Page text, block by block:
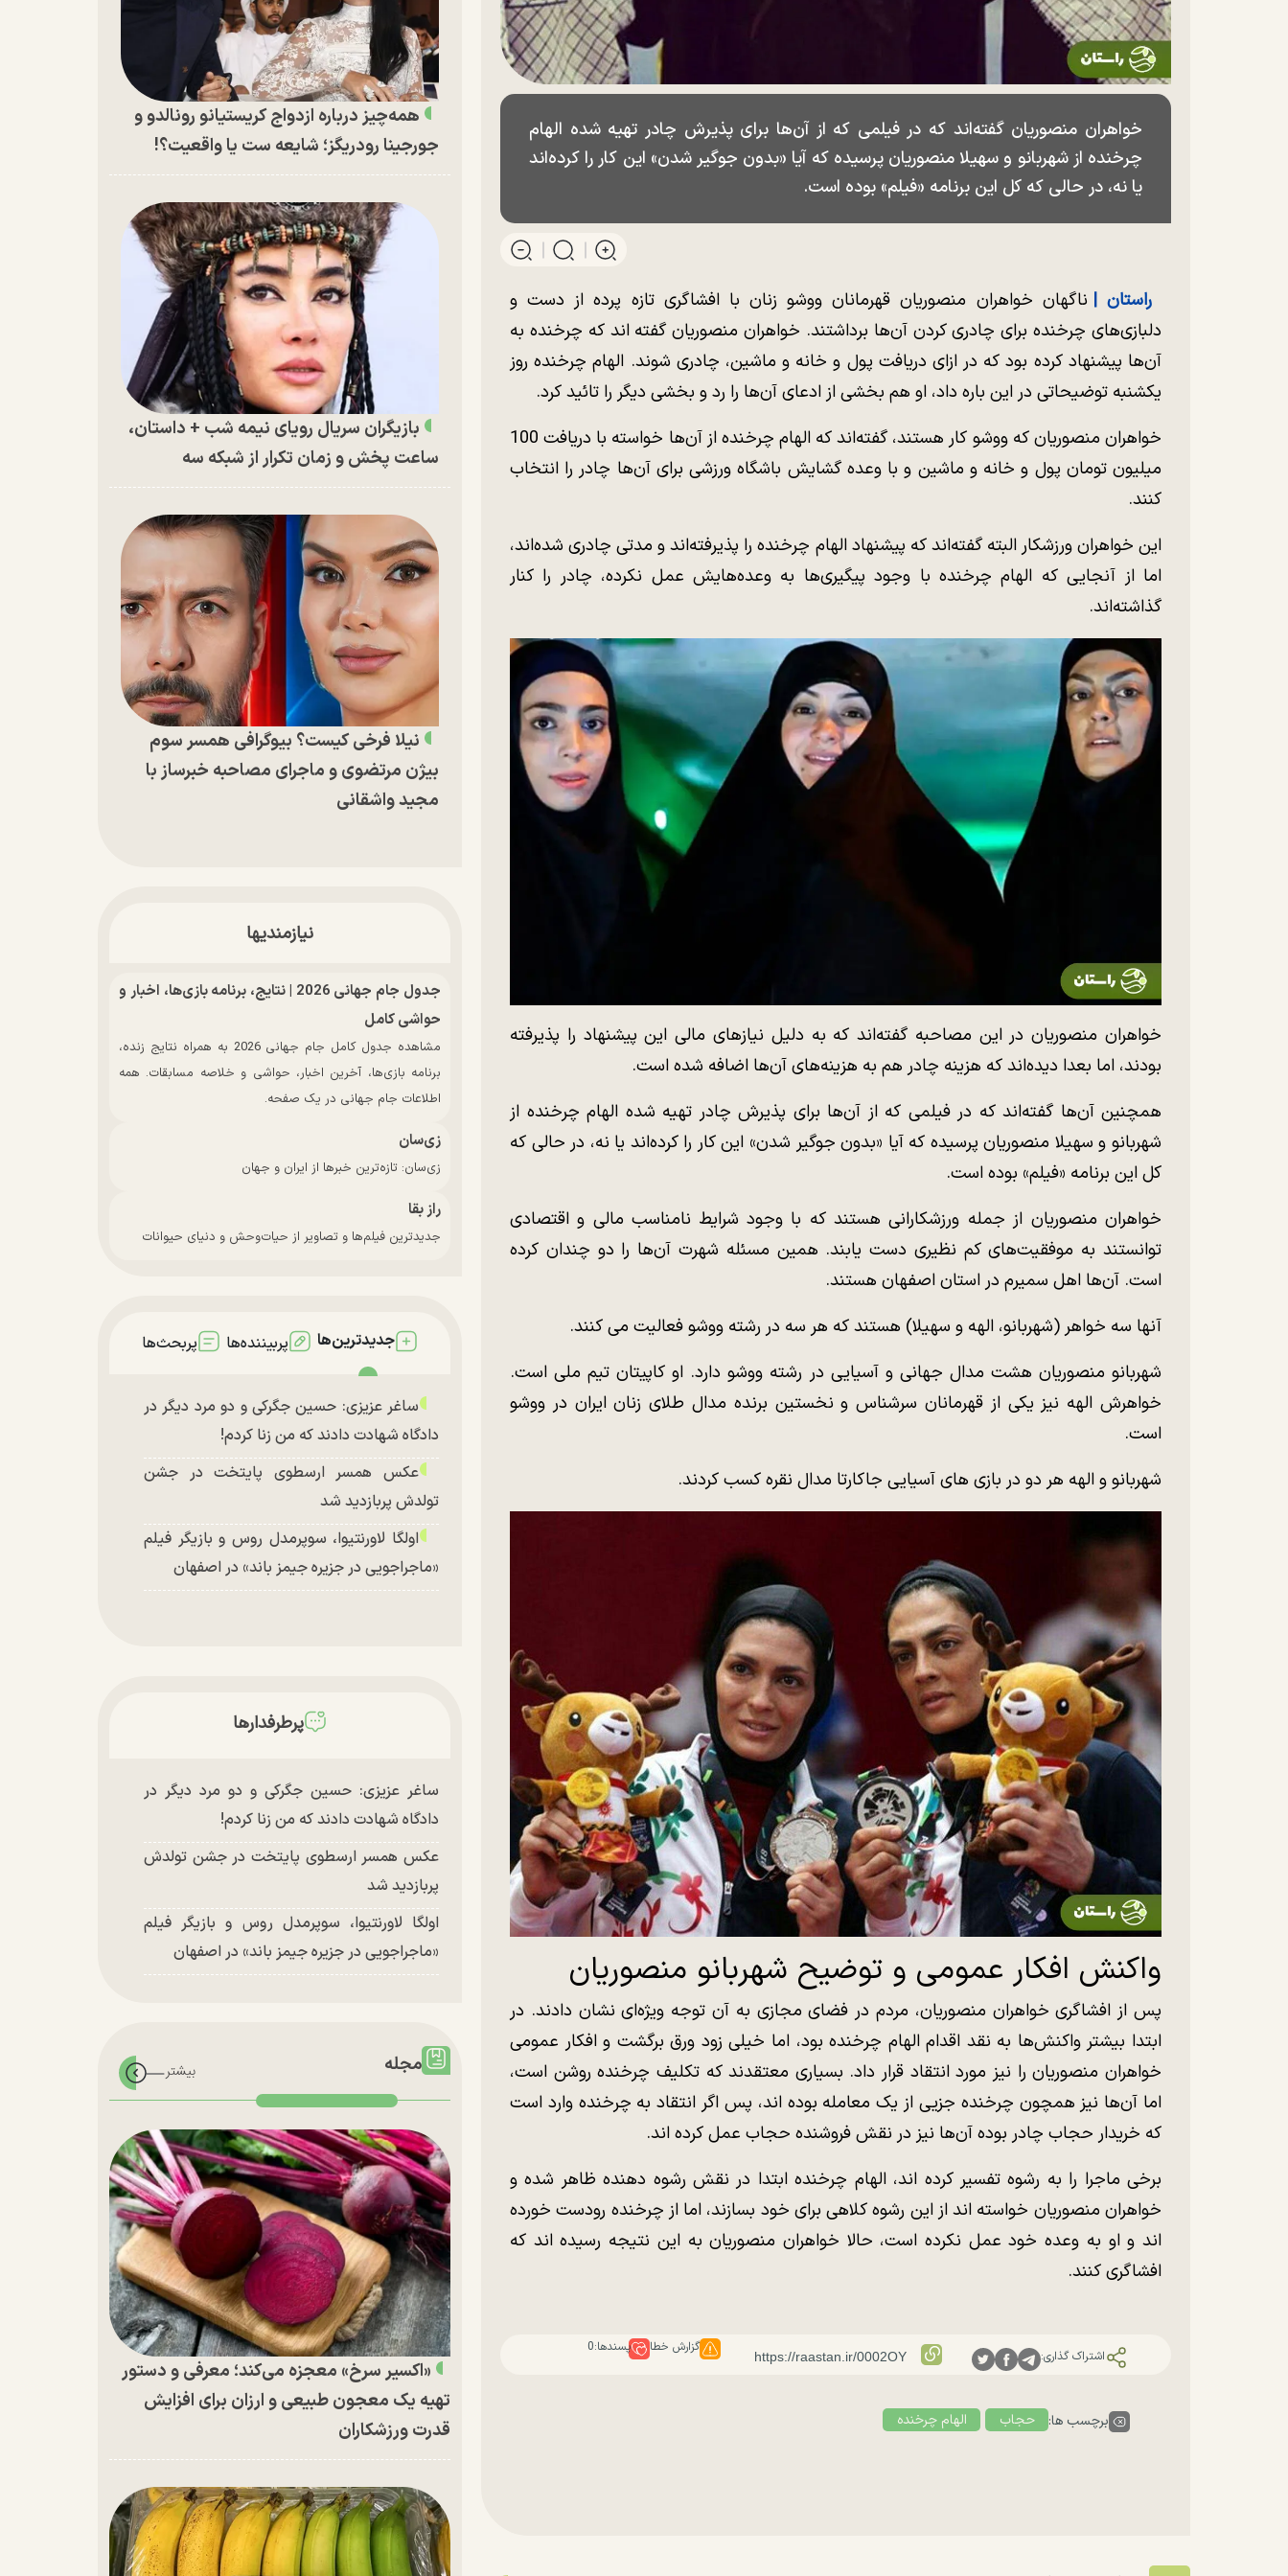
خواهران منصوریان گفته‌اند که در فیلمی که از آن‌ها برای پذیرش چادر تهیه شده الهام
چرخنده از شهربانو و سهیلا منصوریان پرسیده که آیا «بدون جوگیر شدن» این کار را کرده‌اند
یا نه، در حالی که کل این برنامه «فیلم» بوده است.
راستان | ناگهان خواهران منصوریان قهرمانان ووشو زنان با افشاگری تازه پرده از دست و
دلبازی‌های چرخنده برای چادری کردن آن‌ها برداشتند. خواهران منصوریان گفته اند که چرخنده به
آن‌ها پیشنهاد کرده بود که در ازای دریافت پول و خانه و ماشین، چادری شوند. الهام چرخنده روز
یکشنبه توضیحاتی در این باره داد، او هم بخشی از ادعای آن‌ها را رد و بخشی دیگر را تائید کرد.
خواهران منصوریان که ووشو کار هستند، گفته‌اند که الهام چرخنده از آن‌ها خواسته با دریافت 100
میلیون تومان پول و خانه و ماشین و با وعده گشایش باشگاه ورزشی برای آن‌ها چادر را انتخاب
کنند.
این خواهران ورزشکار البته گفته‌اند که پیشنهاد الهام چرخنده را پذیرفته‌اند و مدتی چادری شده‌اند،
اما از آنجایی که الهام چرخنده با وجود پیگیری‌ها به وعده‌هایش عمل نکرده، چادر را کنار
گذاشته‌اند.
خواهران منصوریان در این مصاحبه گفته‌اند که به دلیل نیاز‌های مالی این پیشنهاد را پذیرفته
بودند، اما بعدا دیده‌اند که هزینه چادر هم به هزینه‌های آن‌ها اضافه شده است.
همچنین آن‌ها گفته‌اند که در فیلمی که از آن‌ها برای پذیرش چادر تهیه شده الهام چرخنده از
شهربانو و سهیلا منصوریان پرسیده که آیا «بدون جوگیر شدن» این کار را کرده‌اند یا نه، در حالی که
کل این برنامه «فیلم» بوده است.
خواهران منصوریان از جمله ورزشکارانی هستند که با وجود شرایط نامناسب مالی و اقتصادی
توانستند به موفقیت‌های کم نظیری دست یابند. همین مسئله شهرت آن‌ها را دو چندان کرده
است. آن‌ها اهل سمیرم در استان اصفهان هستند.
آنها سه خواهر (شهربانو، الهه و سهیلا) هستند که هر سه در رشته ووشو فعالیت می کنند.
شهربانو منصوریان هشت مدال جهانی و آسیایی در رشته ووشو دارد. او کاپیتان تیم ملی است.
خواهرش الهه نیز یکی از قهرمانان سرشناس و نخستین برنده مدال طلای زنان ایران در ووشو
است.
شهربانو و الهه هر دو در بازی های آسیایی جاکارتا مدال نقره کسب کردند.
واکنش افکار عمومی و توضیح شهربانو منصوریان
پس از افشاگری خواهران منصوریان، مردم در فضای مجازی به آن توجه ویژه‌ای نشان دادند. در
ابتدا بیشتر واکنش‌ها به نقد اقدام الهام چرخنده بود، اما خیلی زود ورق برگشت و افکار عمومی
خواهران منصوریان را نیز مورد انتقاد قرار داد. بسیاری معتقدند که تکلیف چرخنده روشن است،
اما آن‌ها نیز همچون چرخنده جزیی از یک معامله بوده اند، پس اگر انتقاد به چرخنده وارد است
که خریدار حجاب چادر بوده آن‌ها نیز در نقش فروشنده حجاب عمل کرده اند.
برخی ماجرا را به رشوه تفسیر کرده اند، الهام چرخنده ابتدا در نقش رشوه دهنده ظاهر شده و
خواهران منصوریان خواسته اند از این رشوه کلاهی برای خود بسازند، اما از چرخنده رودست خورده
اند و او به وعده خود عمل نکرده است، حالا خواهران منصوریان به این نتیجه رسیده اند که
افشاگری کنند.
اشتراک گذاری:
گزارش خطا پسندها:0
برچسب ها: حجاب الهام چرخنده
همه‌چیز درباره ازدواج کریستیانو رونالدو و
جورجینا رودریگز؛ شایعه ست یا واقعیت؟!
بازیگران سریال رویای نیمه شب + داستان،
ساعت پخش و زمان تکرار از شبکه سه
نیلا فرخی کیست؟ بیوگرافی همسر سوم
بیژن مرتضوی و ماجرای مصاحبه خبرساز با
مجید واشقانی
نیازمندیها
جدول جام جهانی 2026 | نتایج، برنامه بازی‌ها، اخبار و
حواشی کامل
مشاهده جدول کامل جام جهانی 2026 به همراه نتایج زنده،
برنامه بازی‌ها، آخرین اخبار، حواشی و خلاصه مسابقات. همه
اطلاعات جام جهانی در یک صفحه.
زی‌سان
زی‌سان: تازه‌ترین خبرها از ایران و جهان
راز بقا
جدیدترین فیلم‌ها و تصاویر از حیات‌وحش و دنیای حیوانات
جدیدترین‌ها پربیننده‌ها پربحث‌ها
ساغر عزیزی: حسین جگرکی و دو مرد دیگر در
دادگاه شهادت دادند که من زنا کردم!
عکس همسر ارسطوی پایتخت در جشن
تولدش پربازدید شد
اولگا لاورنتیوا، سوپرمدل روس و بازیگر فیلم
«ماجراجویی در جزیره جیمز باند» در اصفهان
پرطرفدارها
ساغر عزیزی: حسین جگرکی و دو مرد دیگر در
دادگاه شهادت دادند که من زنا کردم!
عکس همسر ارسطوی پایتخت در جشن تولدش
پربازدید شد
اولگا لاورنتیوا، سوپرمدل روس و بازیگر فیلم
«ماجراجویی در جزیره جیمز باند» در اصفهان
مجله
«اکسیر سرخ» معجزه می‌کند؛ معرفی و دستور
تهیه یک معجون طبیعی و ارزان برای افزایش
قدرت ورزشکاران